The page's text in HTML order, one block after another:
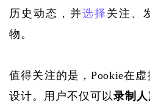
历史动态，并选择 关注、
物。
值得关注的是，Pookie在
设计。用户不仅可以录制